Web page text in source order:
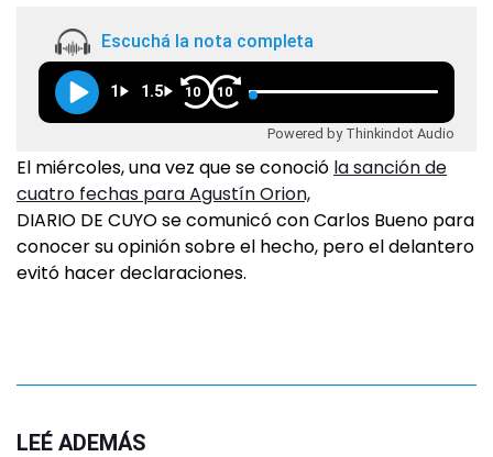
Escuchá la nota completa
1 1.5 10 10
Powered by Thinkindot Audio
El miércoles, una vez que se conoció la sanción de
cuatro fechas para Agustín Orion,
DIARIO DE CUYO se comunicó con Carlos Bueno para
conocer su opinión sobre el hecho, pero el delantero
evitó hacer declaraciones.
LEÉ ADEMÁS